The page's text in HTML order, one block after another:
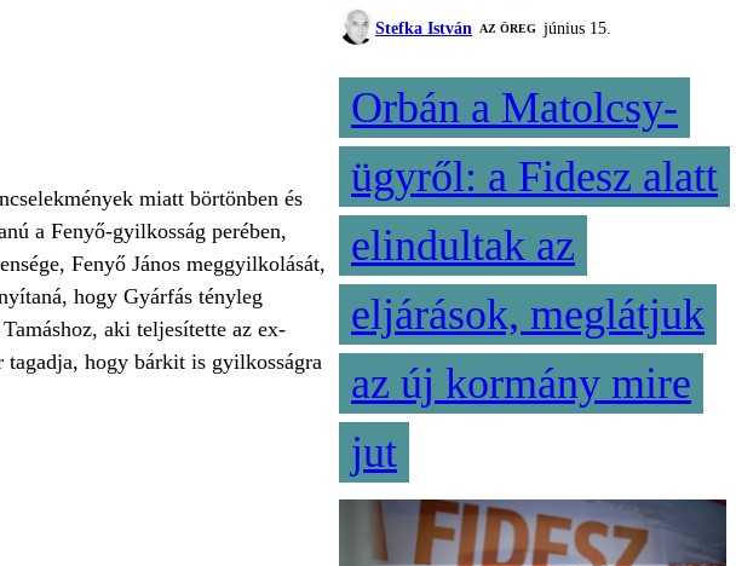
miatt börtönben és
a Fenyő-gyilkosság perében,
Fenyő János meggyilkolását,
hogy Gyárfás tényleg
aki teljesítette az ex-
tagadja, hogy bárkit is gyilkosságra
Stefka István AZ ÖREG június 15.
Orbán a Matolcsy-
ügyről: a Fidesz alatt
elindultak az
eljárások, meglátjuk
az új kormány mire
jut